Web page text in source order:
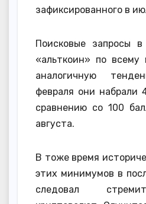
зафиксированного в
Поисковые запросы
«альткоин» по всему
аналогичную
февраля они набрали
сравнению со 100
августа.
В тоже время
этих минимумов в
следовал